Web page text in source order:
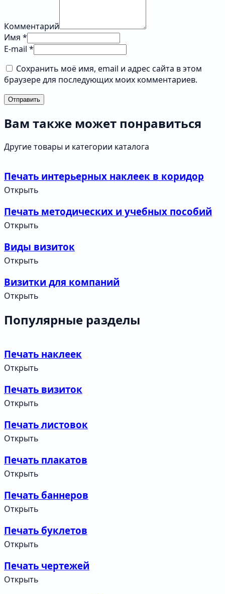
Комментарий
Имя *
E-mail *
Сохранить моё имя, email и адрес сайта в этом
браузере для последующих моих комментариев.
Отправить
Вам также может понравиться
Другие товары и категории каталога
Печать интерьерных наклеек в коридор
Открыть
Печать методических и учебных пособий
Открыть
Виды визиток
Открыть
Визитки для компаний
Открыть
Популярные разделы
Печать наклеек
Открыть
Печать визиток
Открыть
Печать листовок
Открыть
Печать плакатов
Открыть
Печать баннеров
Открыть
Печать буклетов
Открыть
Печать чертежей
Открыть